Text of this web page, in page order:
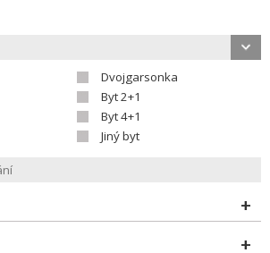
Dvojgarsonka
Byt 2+1
Byt 4+1
Jiný byt